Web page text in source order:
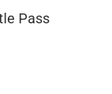
Pass